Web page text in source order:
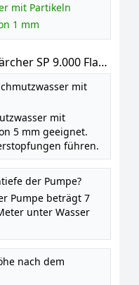
mit Partikeln
1 mm
SP 9.000 Flat
Fördermenge
mit
mit
5 mm geeignet.
führen.
der Pumpe?
Pumpe beträgt 7
unter Wasser
nach dem